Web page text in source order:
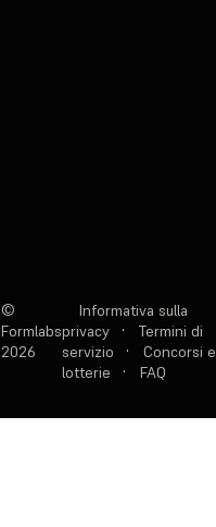
©
Formlabs
2026
Informativa sulla
privacy
·
Termini di
servizio
·
Concorsi e
lotterie
· FAQ